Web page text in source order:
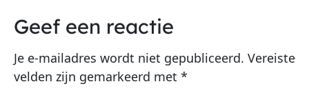
Geef een reactie
Je e-mailadres wordt niet gepubliceerd. Vereiste
velden zijn gemarkeerd met *